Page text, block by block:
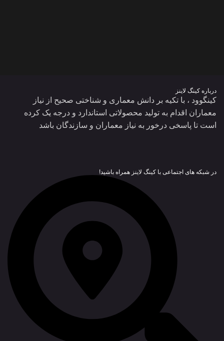
درباره کینگ لاینز
کینگوود ، با تکیه بر دانش معماری و شناختی صحیح از نیاز
معماران اقدام به تولید محصولاتی استاندارد و درجه یک کرده
است تا پاسخی درخور به نیاز معماران و سازندگان باشد
در شبکه های اجتماعی با کینگ لاینز همراه باشید!